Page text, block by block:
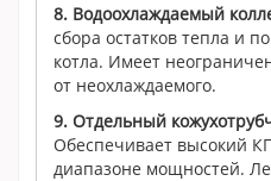
8. Водоохлаждаемый
сбора остатков тепла и
котла. Имеет
от неохлаждаемого.
9. Отдельный
Обеспечивает высокий
диапазоне мощностей.